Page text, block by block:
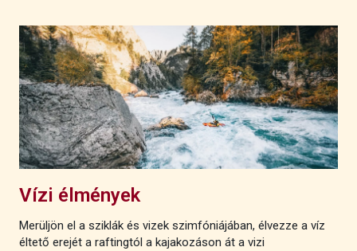
Vízi élmények
Merüljön el a sziklák és vizek szimfóniájában, élvezze a víz
éltető erejét a raftingtól a kajakozáson át a vizi